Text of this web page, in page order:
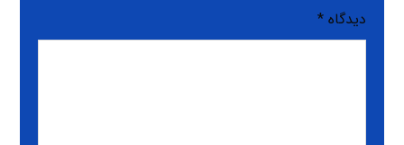
دیدگاه*